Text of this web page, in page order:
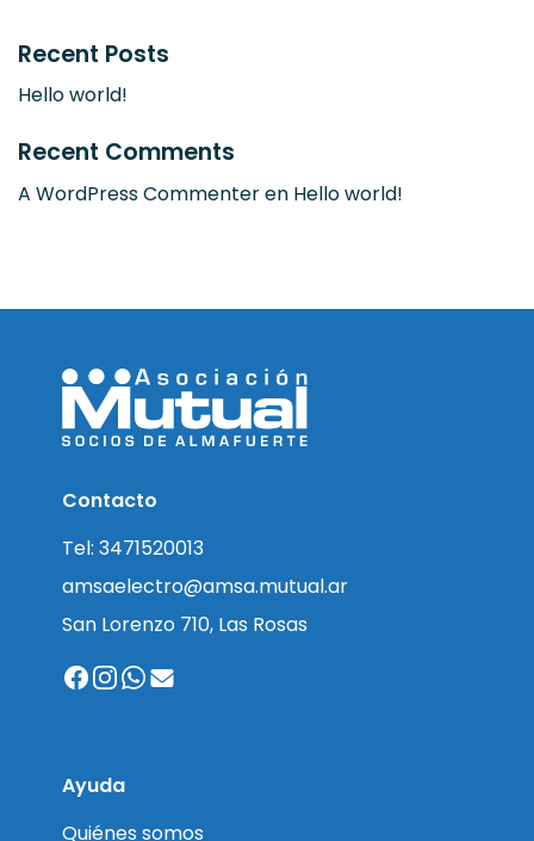
Recent Posts
Hello world!
Recent Comments
A WordPress Commenteren Hello world!
Contacto
Tel: 3471520013
amsaelectro@amsa.mutual.ar
San Lorenzo 710, Las Rosas
Ayuda
Quiénes somos